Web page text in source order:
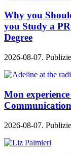
Why you
you Study a
Degree
2026-08-07.
Mon
Communication
2026-08-07.